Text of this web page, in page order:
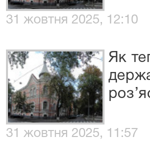
31 жовтня 2025, 12:10
Як
31 жовтня 2025, 11:57